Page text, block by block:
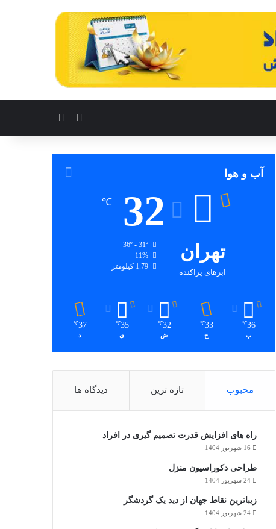
تغییر پوسته
آب و هوا
تهران
ابرهای پراکنده
32
℃
11%
1.79 کیلومتر
36
℃
پ
33
℃
ج
32
℃
ش
35
℃
ی
37
℃
د
محبوب تازه ترین دیدگاه ها
راه های افزایش قدرت تصمیم گیری در افراد
16 شهریور 1404
طراحی دکوراسیون منزل
24 شهریور 1404
زیباترین نقاط جهان از دید یک گردشگر
24 شهریور 1404